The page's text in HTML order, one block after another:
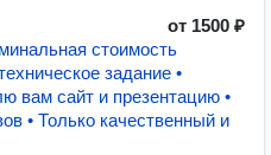
от 1500 ₽
стоимость
задание •
сайт и презентацию •
• Только качественный и